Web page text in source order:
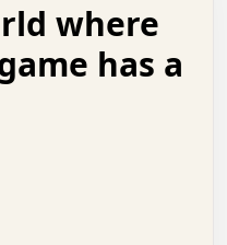
.   .   .   .   :   .
.   .   .   .   .   +
.   .   o   .   .
.   .   :   .   .   o
.   o   .   .   .
.   .   .   .   .
.   .   x   .   .
.   .   .   .   .   o
.   .   .   .   .   .
where
has a